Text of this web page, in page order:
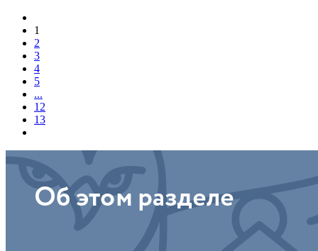
1
2
3
4
5
...
12
13